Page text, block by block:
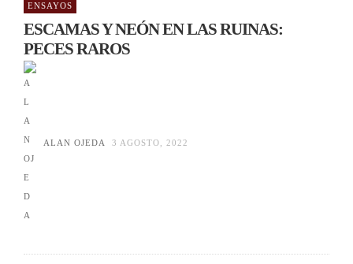
ENSAYOS
ESCAMAS Y NEÓN EN LAS RUINAS:
PECES RAROS
ALAN OJEDA 3 AGOSTO, 2022